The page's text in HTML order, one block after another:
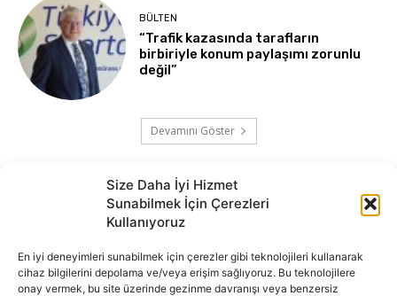
Size Daha İyi Hizmet
Sunabilmek İçin Çerezleri
Kullanıyoruz
En iyi deneyimleri sunabilmek için çerezler gibi teknolojileri kullanarak
cihaz bilgilerini depolama ve/veya erişim sağlıyoruz. Bu teknolojilere
onay vermek, bu site üzerinde gezinme davranışı veya benzersiz
BÜLTEN
“Trafik kazasında tarafların
birbiriyle konum paylaşımı zorunlu
değil”
Devamını Göster